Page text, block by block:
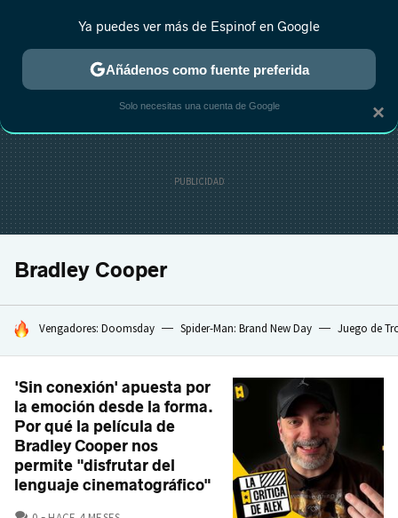
ESTRENOS REALITY ANIME RANKINGS CINE
Bradley Cooper
HOY SE HABLA DE
Vengadores: Doomsday Spider-Man: Brand New Day Juego de
'Sin conexión' apuesta por
la emoción desde la forma.
Por qué la película de
Bradley Cooper nos
permite "disfrutar del
lenguaje cinematográfico"
COMENTARIOS
×
Ya puedes ver más de Espinof en Google
Añádenos como fuente preferida
Solo necesitas una cuenta de Google